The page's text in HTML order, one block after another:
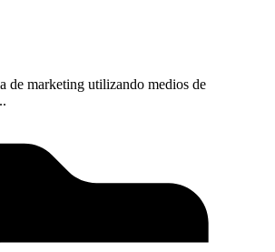
de marketing utilizando medios de